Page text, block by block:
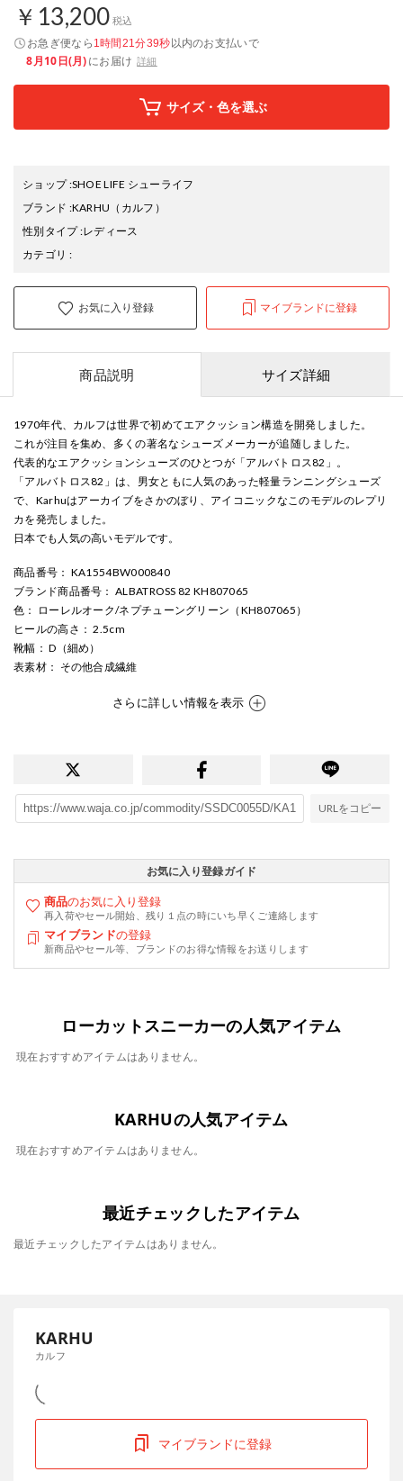
￥13,200 税込
お急ぎ便なら 1時間21分38秒以内のお支払いで
8月10日(月)にお届け 詳細
サイズ・色を選ぶ
ショップ:SHOE LIFE シューライフ
ブランド :KARHU （カルフ）
性別タイプ:レディース
カテゴリ :
お気に入り登録 マイブランドに登録
商品説明 サイズ詳細
1970年代、カルフは世界で初めてエアクッション構造を開発しました。
これが注目を集め、多くの著名なシューズメーカーが追随しました。
代表的なエアクッションシューズのひとつが「アルバトロス82」。
「アルバトロス82」は、男女ともに人気のあった軽量ランニングシューズ
で、Karhuはアーカイブをさかのぼり、アイコニックなこのモデルのレプリ
カを発売しました。
日本でも人気の高いモデルです。
商品番号 ： KA1554BW000840
ブランド商品番号 ： ALBATROSS 82 KH807065
色 ： ローレルオーク/ネプチューングリーン（KH807065）
ヒールの高さ ： 2.5cm
靴幅 ： D（細め）
表素材： その他合成繊維
さらに詳しい情報を表示
URLをコピー
お気に入り登録ガイド
商品のお気に入り登録
再入荷やセール開始、残り１点の時にいち早くご連絡します
マイブランドの登録
新商品やセール等、ブランドのお得な情報をお送りします
ローカットスニーカーの人気アイテム
現在おすすめアイテムはありません。
KARHUの人気アイテム
現在おすすめアイテムはありません。
最近チェックしたアイテム
最近チェックしたアイテムはありません。
KARHU
カルフ
マイブランドに登録